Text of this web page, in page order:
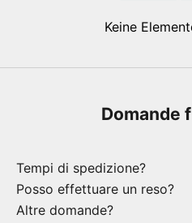
Keine
Domande
Tempi di spedizione?
Posso effettuare un reso?
Altre domande?